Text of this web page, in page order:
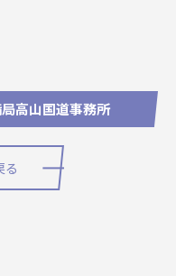
高山国道事務所
る